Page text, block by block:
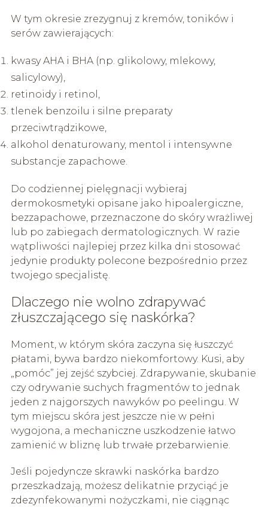
W tym okresie zrezygnuj z kremów, toników i
serów zawierających:
kwasy AHA i BHA (np. glikolowy, mlekowy,
salicylowy),
retinoidy i retinol,
tlenek benzoilu i silne preparaty
przeciwtrądzikowe,
alkohol denaturowany, mentol i intensywne
substancje zapachowe.
Do codziennej pielęgnacji wybieraj
dermokosmetyki opisane jako hipoalergiczne,
bezzapachowe, przeznaczone do skóry wrażliwej
lub po zabiegach dermatologicznych. W razie
wątpliwości najlepiej przez kilka dni stosować
jedynie produkty polecone bezpośrednio przez
twojego specjalistę.
Dlaczego nie wolno zdrapywać
złuszczającego się naskórka?
Moment, w którym skóra zaczyna się łuszczyć
płatami, bywa bardzo niekomfortowy. Kusi, aby
„pomóc” jej zejść szybciej. Zdrapywanie, skubanie
czy odrywanie suchych fragmentów to jednak
jeden z najgorszych nawyków po peelingu. W
tym miejscu skóra jest jeszcze nie w pełni
wygojona, a mechaniczne uszkodzenie łatwo
zamienić w bliznę lub trwałe przebarwienie.
Jeśli pojedyncze skrawki naskórka bardzo
przeszkadzają, możesz delikatnie przyciąć je
zdezynfekowanymi nożyczkami, nie ciągnąc